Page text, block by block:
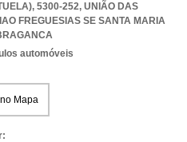
5300-252, UNIÃO DAS
FREGUESIAS SE SANTA MARIA
automóveis
Mapa